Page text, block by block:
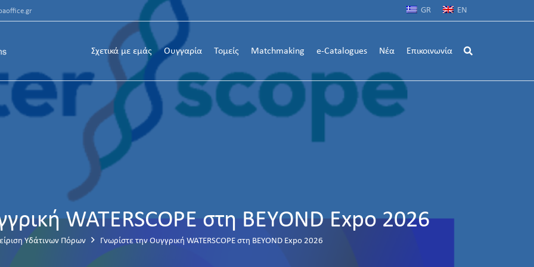
GR EN
Σχετικά με εμάς Ουγγαρία Τομείς Matchmaking e-Catalogues Νέα Επικοινωνία
WATERSCOPE στη BEYOND Expo 2026
Υδάτινων Πόρων Γνωρίστε την Ουγγρική WATERSCOPE στη BEYOND Expo 2026